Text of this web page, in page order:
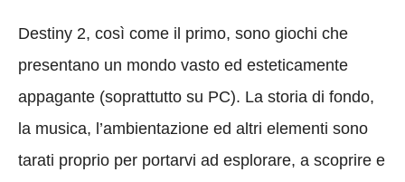
Destiny 2, così come il primo, sono giochi che
presentano un mondo vasto ed esteticamente
appagante (soprattutto su PC). La storia di fondo,
la musica, l’ambientazione ed altri elementi sono
tarati proprio per portarvi ad esplorare, a scoprire e